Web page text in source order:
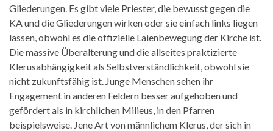
Gliederungen. Es gibt viele Priester, die bewusst gegen die
KA und die Gliederungen wirken oder sie einfach links liegen
lassen, obwohl es die offizielle Laienbewegung der Kirche ist.
Die massive Überalterung und die allseites praktizierte
Klerusabhängigkeit als Selbstverständlichkeit, obwohl sie
nicht zukunftsfähig ist. Junge Menschen sehen ihr
Engagement in anderen Feldern besser aufgehoben und
gefördert als in kirchlichen Milieus, in den Pfarren
beispielsweise. Jene Art von männlichem Klerus, der sich in